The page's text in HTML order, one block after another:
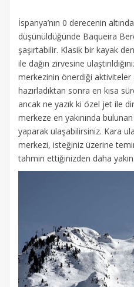
İspanya’nın 0 derecenin
düşünüldüğünde Baqueira
şaşırtabilir. Klasik bir kayak
ile dağın zirvesine
merkezinin önerdiği aktiviteler
hazırladıktan sonra en kısa
ancak ne yazık ki özel jet ile
merkeze en yakınında
yaparak ulaşabilirsiniz. Kara
merkezi, isteğiniz üzerine
tahmin ettiğinizden daha yakın.